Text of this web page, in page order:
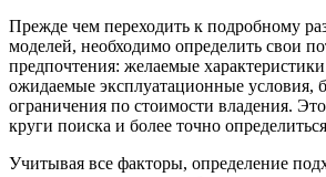
Прежде чем переходить к подробному
моделей, необходимо определить свои
предпочтения: желаемые
ожидаемые эксплуатационные условия,
ограничения по стоимости владения.
круги поиска и более точно
Учитывая все факторы, определение